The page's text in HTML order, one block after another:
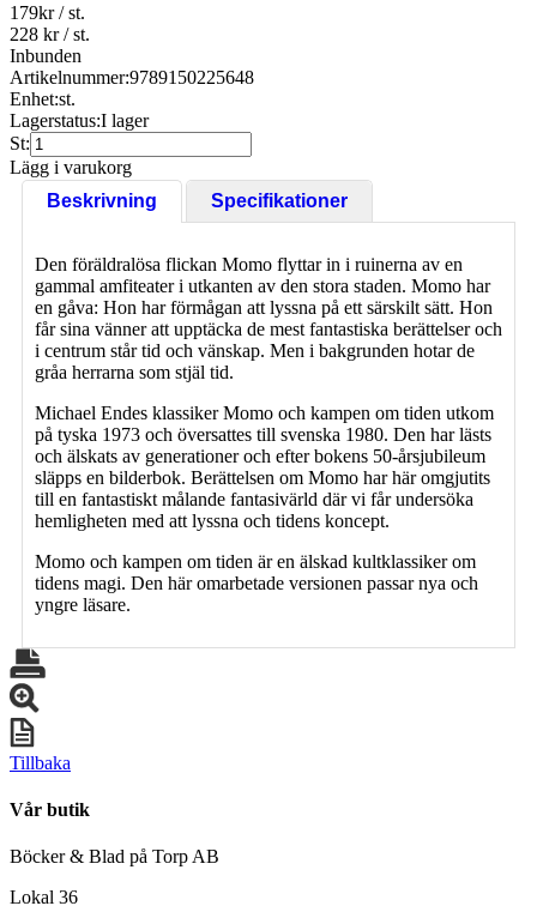
179kr/ st.
228 kr/ st.
Inbunden
Artikelnummer:9789150225648
Enhet:st.
Lagerstatus:I lager
St:
Lägg i varukorg
Beskrivning
Specifikationer
Den föräldralösa flickan Momo flyttar in i ruinerna av en
gammal amfiteater i utkanten av den stora staden. Momo har
en gåva: Hon har förmågan att lyssna på ett särskilt sätt. Hon
får sina vänner att upptäcka de mest fantastiska berättelser och
i centrum står tid och vänskap. Men i bakgrunden hotar de
gråa herrarna som stjäl tid.
Michael Endes klassiker Momo och kampen om tiden utkom
på tyska 1973 och översattes till svenska 1980. Den har lästs
och älskats av generationer och efter bokens 50-årsjubileum
släpps en bilderbok. Berättelsen om Momo har här omgjutits
till en fantastiskt målande fantasivärld där vi får undersöka
hemligheten med att lyssna och tidens koncept.
Momo och kampen om tiden är en älskad kultklassiker om
tidens magi. Den här omarbetade versionen passar nya och
yngre läsare.
Tillbaka
Vår butik
Böcker & Blad på Torp AB
Lokal 36